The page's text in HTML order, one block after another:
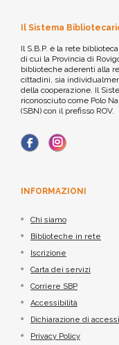
Il Sistema
Il S.B.P. è la rete
di cui la Provincia di
biblioteche aderenti alla
cittadini, sia
della cooperazione. Il
riconosciuto come Polo
(SBN) con il prefisso ROV.
INFORMAZIONI
Chi siamo
Biblioteche in rete
Iscrizione
Carta dei servizi
Corriere SBP
Accessibilità
Dichiarazione di
Privacy Policy